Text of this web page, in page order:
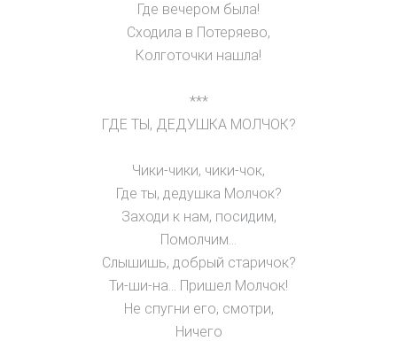
Где вечером была!
Сходила в Потеряево,
Колготочки нашла!
***
ГДЕ ТЫ, ДЕДУШКА МОЛЧОК?
Чики-чики, чики-чок,
Где ты, дедушка Молчок?
Заходи к нам, посидим,
Помолчим…
Слышишь, добрый старичок?
Ти-ши-на… Пришел Молчок!
Не спугни его, смотри,
Ничего